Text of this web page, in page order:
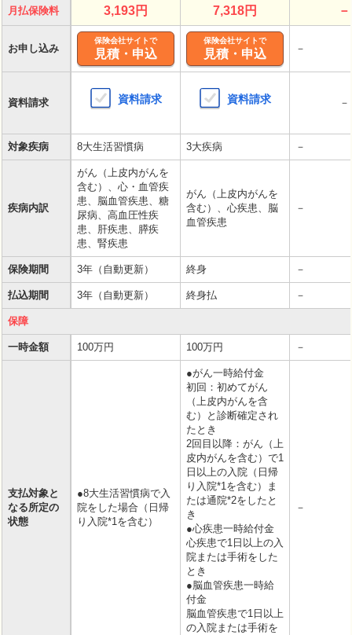
月払保険料 3,193円 7,318円 －
お申し込み
保険会社サイトで
見積・申込
保険会社サイトで
見積・申込 －
資料請求 資料請求 資料請求 －
対象疾病 8大生活習慣病 3大疾病 －
疾病内訳
がん（上皮内がんを
含む）、心・血管疾
患、脳血管疾患、糖
尿病、高血圧性疾
患、肝疾患、膵疾
患、腎疾患
がん（上皮内がんを
含む）、心疾患、脳
血管疾患
－
保険期間 3年（自動更新） 終身 －
払込期間 3年（自動更新） 終身払 －
保障
一時金額 100万円 100万円 －
支払対象と
なる所定の
状態
●8大生活習慣病で入
院をした場合（日帰
り入院*1を含む）
●がん一時給付金
初回：初めてがん
（上皮内がんを含
む）と診断確定され
たとき
2回目以降：がん（上
皮内がんを含む）で1
日以上の入院（日帰
り入院*1を含む）ま
たは通院*2をしたと
き
●心疾患一時給付金
心疾患で1日以上の入
院または手術をした
とき
●脳血管疾患一時給
付金
脳血管疾患で1日以上
の入院または手術を
－